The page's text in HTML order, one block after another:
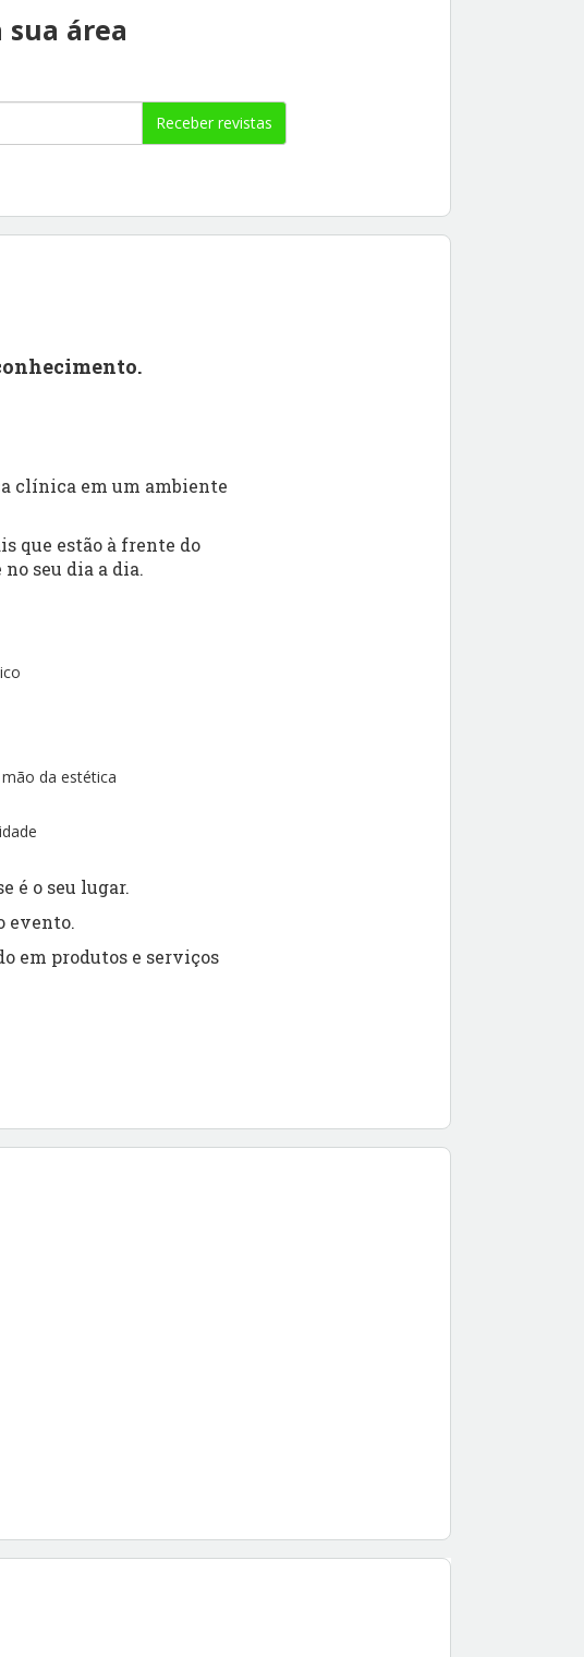
sua área
Receber revistas
clínica em um ambiente
que estão à frente do
seu dia a dia.
da estética
é o seu lugar.
evento.
em produtos e serviços